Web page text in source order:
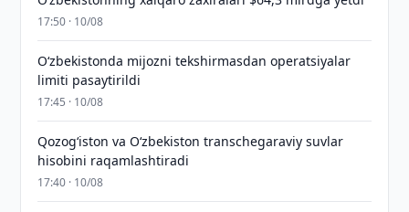
17:50 · 10/08
O‘zbekistonda mijozni tekshirmasdan operatsiyalar
limiti pasaytirildi
17:45 · 10/08
Qozog‘iston va O‘zbekiston transchegaraviy suvlar
hisobini raqamlashtiradi
17:40 · 10/08